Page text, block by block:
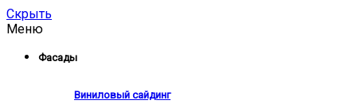
Скрыть
Меню
Фасады
Виниловый сайдинг